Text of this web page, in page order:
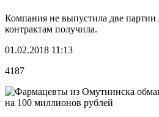
Компания не выпустила две партии
контрактам получила.
01.02.2018 11:13
4187